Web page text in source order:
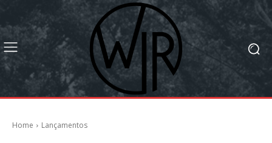
Home Lançamentos